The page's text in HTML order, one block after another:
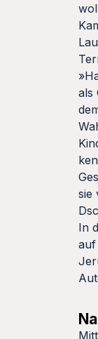
als
sie
In
auf